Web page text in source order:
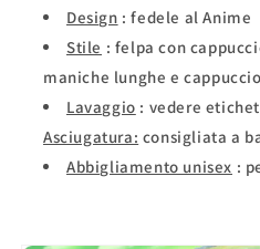
Design : fedele al Anime
Stile : felpa con
maniche lunghe e cappuccio
Lavaggio : vedere
Asciugatura: consigliata a
Abbigliamento unisex :